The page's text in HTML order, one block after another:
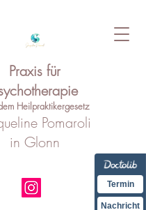
Termin
Nachricht
Praxis für
Heilpraktikergesetz
Pomaroli
in Glonn